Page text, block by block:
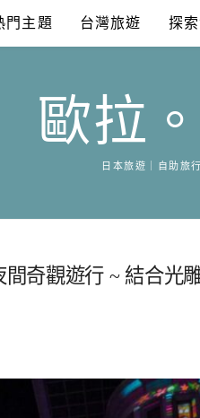
門主題 台灣旅遊 探
歐拉
日本旅遊｜自助旅
奇觀遊行 ~ 結合光